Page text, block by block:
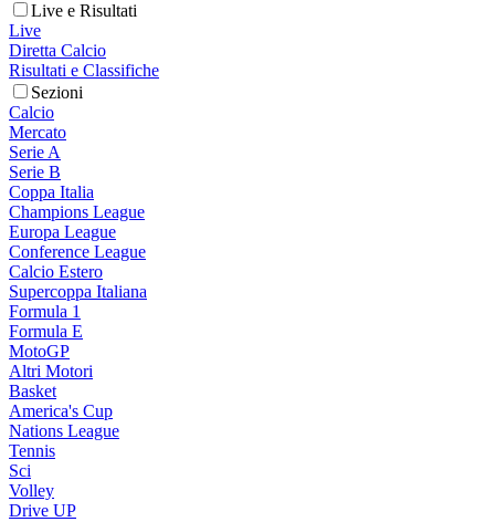
Live e Risultati
Live
Diretta Calcio
Risultati e Classifiche
Sezioni
Calcio
Mercato
Serie A
Serie B
Coppa Italia
Champions League
Europa League
Conference League
Calcio Estero
Supercoppa Italiana
Formula 1
Formula E
MotoGP
Altri Motori
Basket
America's Cup
Nations League
Tennis
Sci
Volley
Drive UP